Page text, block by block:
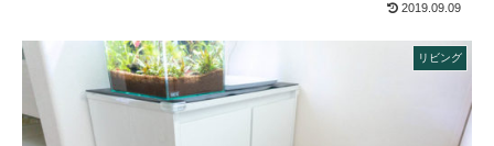
2019.09.09
リビング